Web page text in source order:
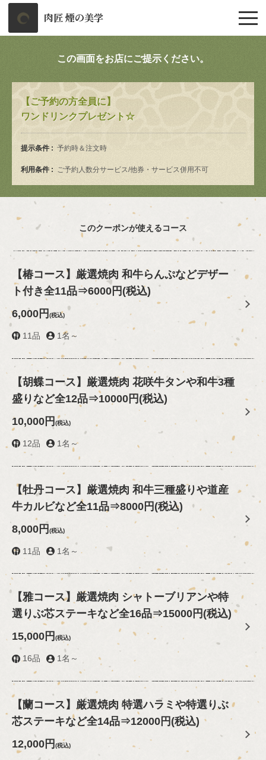
肉匠 煙の美学
この画面をお店にご提示ください。
【ご予約の方全員に】
ワンドリンクプレゼント☆
提示条件 予約時＆注文時
利用条件 ご予約人数分サービス/他券・サービス併用不可
このクーポンが使えるコース
【椿コース】厳選焼肉 和牛らんぷなどデザー
ト付き全11品⇒6000円(税込)
6,000円 (税込)
11品 1名～
【胡蝶コース】厳選焼肉 花咲牛タンや和牛3種
盛りなど全12品⇒10000円(税込)
10,000円 (税込)
12品 1名～
【牡丹コース】厳選焼肉 和牛三種盛りや道産
牛カルビなど全11品⇒8000円(税込)
8,000円 (税込)
11品 1名～
【雅コース】厳選焼肉 シャトーブリアンや特
選りぶ芯ステーキなど全16品⇒15000円(税込)
15,000円 (税込)
16品 1名～
【蘭コース】厳選焼肉 特選ハラミや特選りぶ
芯ステーキなど全14品⇒12000円(税込)
12,000円 (税込)
この店舗情報をシェアする
【ご予約の方全員に】 ワンドリンクプレゼント☆ | 肉匠 煙
の美学
北海道函館市本町２２－１１グリーンエステート1階
https://nikusyokemurinobigaku.owst.jp/coupons/221972166
お店情報をコピー